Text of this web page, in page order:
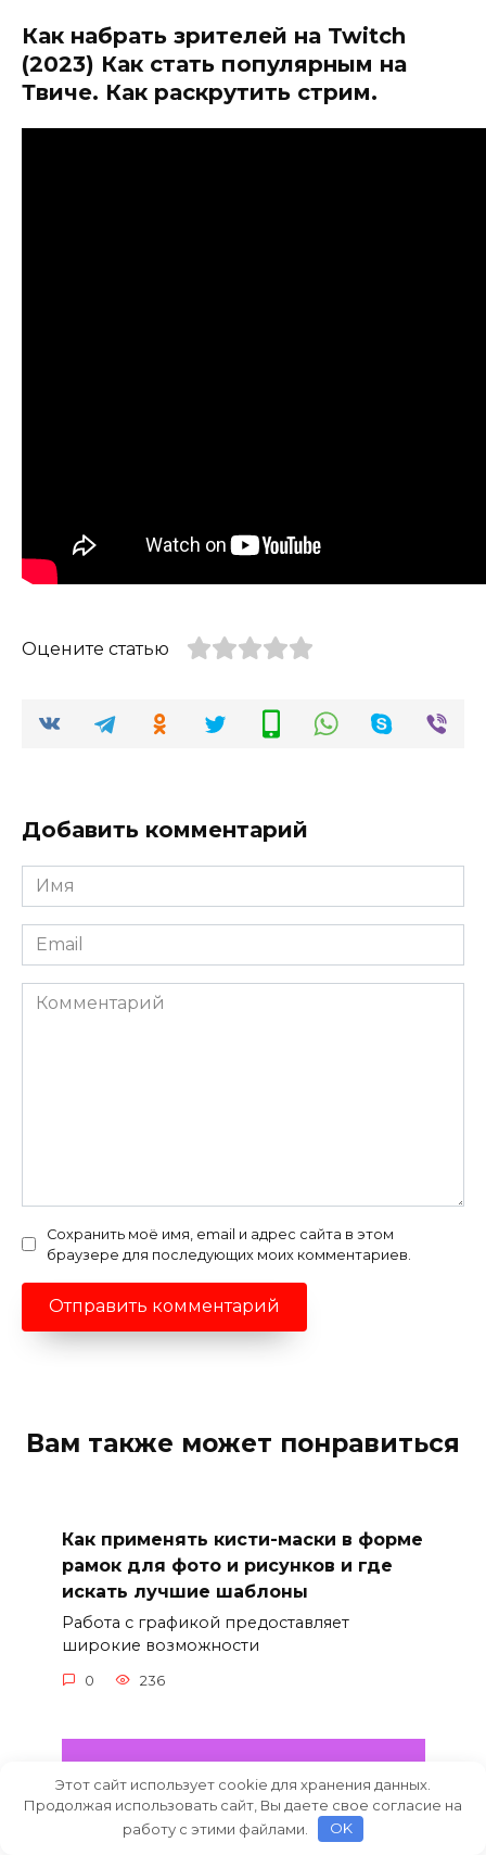
Как набрать зрителей на Twitch
(2023) Как стать популярным на
Твиче. Как раскрутить стрим.
Оцените статью
Добавить комментарий
Имя
*
Email
*
Комментарий
Сохранить моё имя, email и адрес сайта в этом
браузере для последующих моих комментариев.
Вам также может понравиться
Как применять кисти-маски в форме
рамок для фото и рисунков и где
искать лучшие шаблоны
Работа с графикой предоставляет
широкие возможности
0 236
Этот сайт использует cookie для хранения данных.
Продолжая использовать сайт, Вы даете свое согласие на
работу с этими файлами.
OK